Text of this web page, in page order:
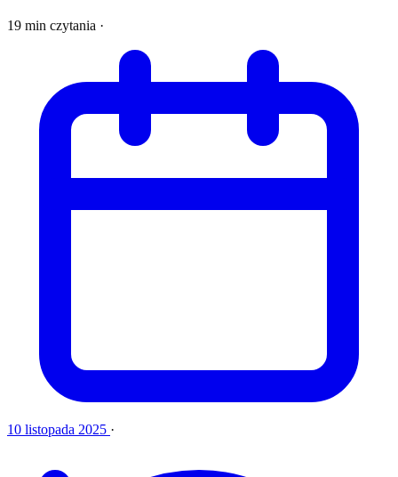
19 min czytania ·
10 listopada 2025 ·